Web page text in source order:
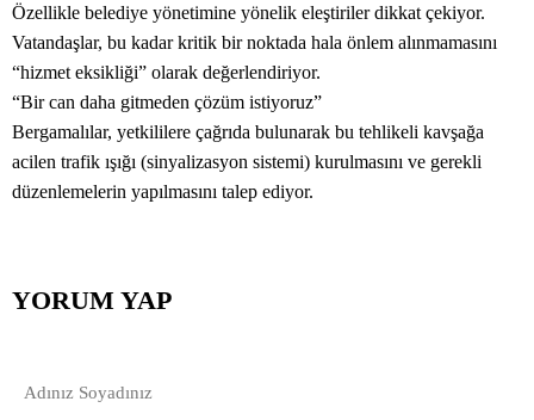
Özellikle belediye yönetimine yönelik eleştiriler dikkat çekiyor.
Vatandaşlar, bu kadar kritik bir noktada hala önlem alınmamasını
“hizmet eksikliği” olarak değerlendiriyor.
“Bir can daha gitmeden çözüm istiyoruz”
Bergamalılar, yetkililere çağrıda bulunarak bu tehlikeli kavşağa
acilen trafik ışığı (sinyalizasyon sistemi) kurulmasını ve gerekli
düzenlemelerin yapılmasını talep ediyor.
YORUM YAP